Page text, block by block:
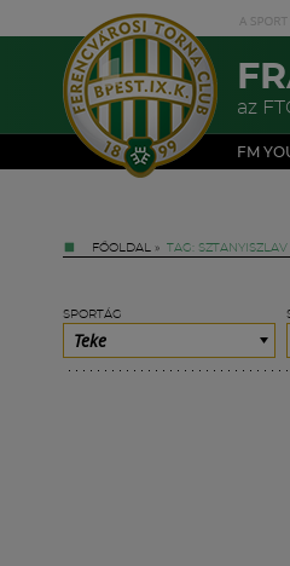
az
FM
FŐOLDAL » TAG:
SPORTÁG
Teke